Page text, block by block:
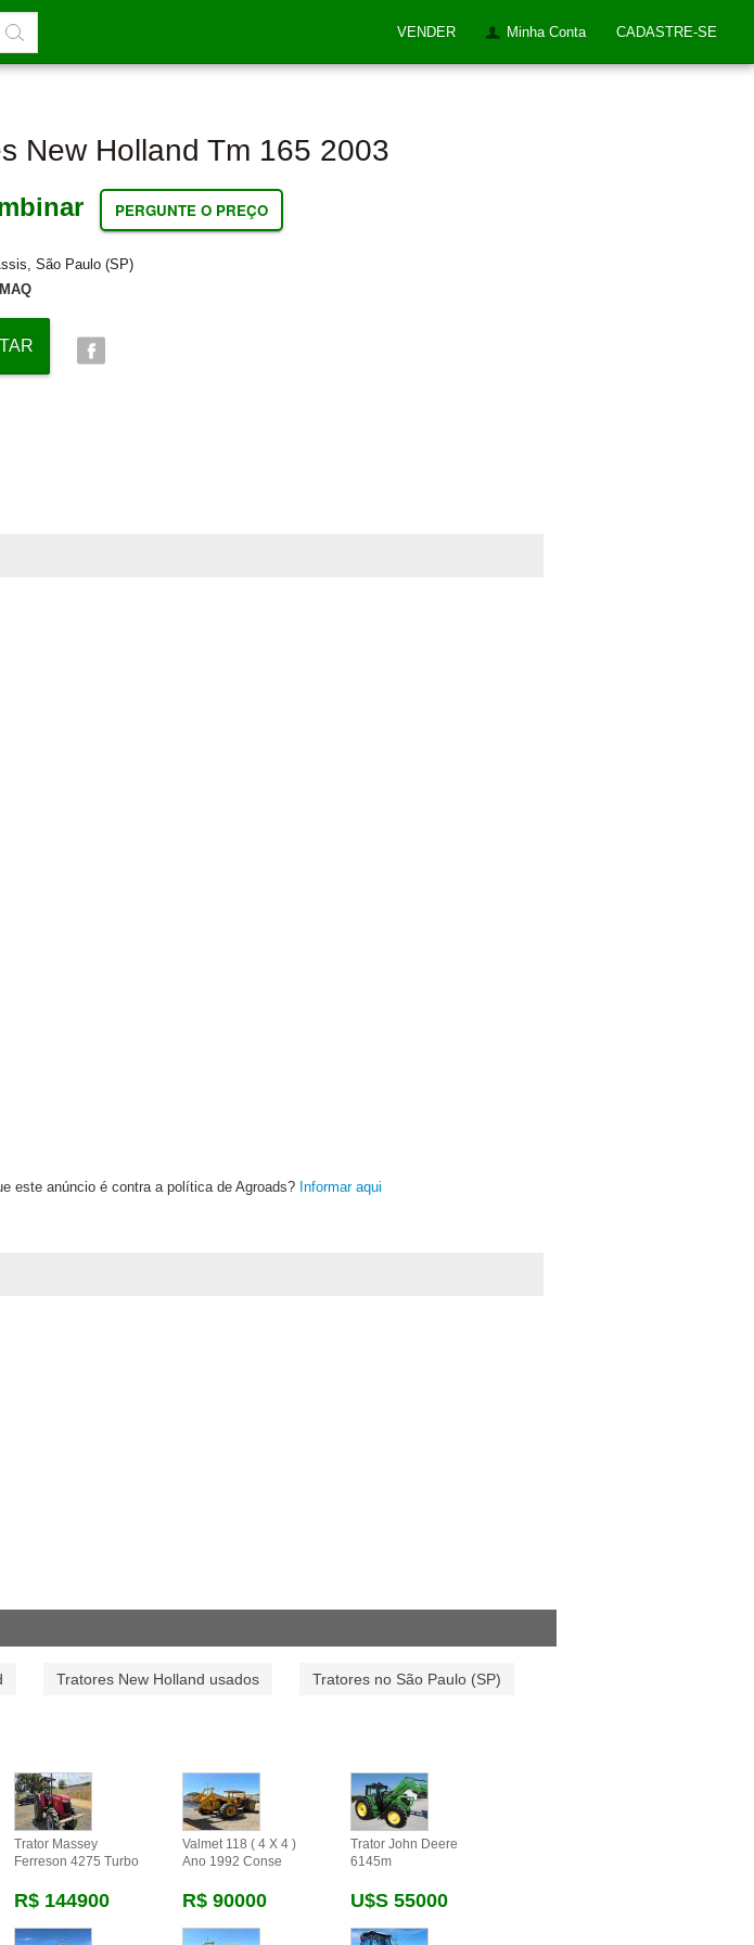
VENDER Minha Conta CADASTRE-SE
New Holland Tm 165 2003
PERGUNTE O PREÇO
São Paulo (SP)
este anúncio é contra a política de Agroads? Informar aqui
Tratores New Holland usados Tratores no São Paulo (SP)
Trator Massey
Ferreson 4275 Turbo
R$ 144900
Valmet 118 ( 4 X 4 )
Ano 1992 Conse
R$ 90000
Trator John Deere
6145m
U$s 55000